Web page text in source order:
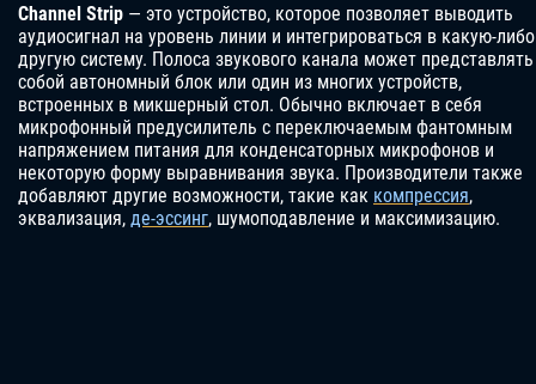
Channel Strip — это устройство, которое позволяет выводить
аудиосигнал на уровень линии и интегрироваться в какую-либо
другую систему. Полоса звукового канала может представлять
собой автономный блок или один из многих устройств,
встроенных в микшерный стол. Обычно включает в себя
микрофонный предусилитель с переключаемым фантомным
напряжением питания для конденсаторных микрофонов и
некоторую форму выравнивания звука. Производители также
добавляют другие возможности, такие как компрессия,
эквализация, де-эссинг, шумоподавление и максимизацию.